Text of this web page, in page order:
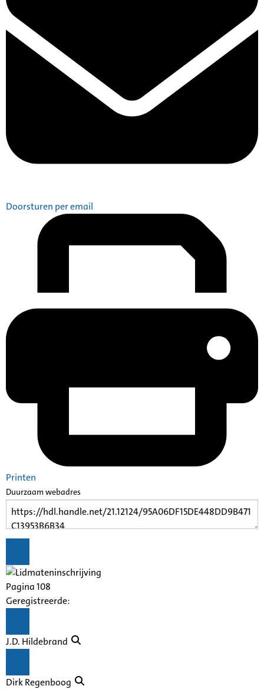
Doorsturen per email
Printen
Duurzaam webadres
Pagina 108
Geregistreerde:
J.D. Hildebrand
Dirk Regenboog